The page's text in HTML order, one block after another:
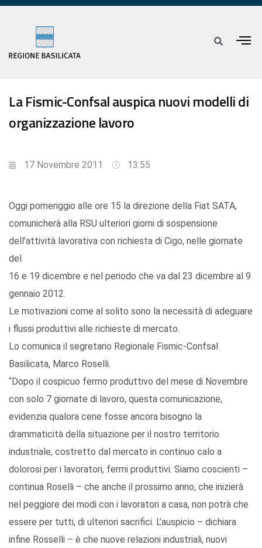
La Fismic-Confsal auspica nuovi modelli di
organizzazione lavoro
17 Novembre 2011 13:55
Oggi pomeriggio alle ore 15 la direzione della Fiat SATA,
comunicherà alla RSU ulteriori giorni di sospensione
dell’attività lavorativa con richiesta di Cigo, nelle giornate
del
16 e 19 dicembre e nel periodo che va dal 23 dicembre al 9
gennaio 2012.
Le motivazioni come al solito sono la necessità di adeguare
i flussi produttivi alle richieste di mercato.
Lo comunica il segretario Regionale Fismic-Confsal
Basilicata, Marco Roselli.
“Dopo il cospicuo fermo produttivo del mese di Novembre
con solo 7 giornate di lavoro, questa comunicazione,
evidenzia qualora cene fosse ancora bisogno la
drammaticità della situazione per il nostro territorio
industriale, costretto dal mercato in continuo calo a
dolorosi per i lavoratori, fermi produttivi. Siamo coscienti –
continua Roselli – che anche il prossimo anno, che inizierà
nel peggiore dei modi con i lavoratori a casa, non potrà che
essere per tutti, di ulteriori sacrifici. L’auspicio – dichiara
infine Rosselli – è che nuove relazioni industriali, nuovi